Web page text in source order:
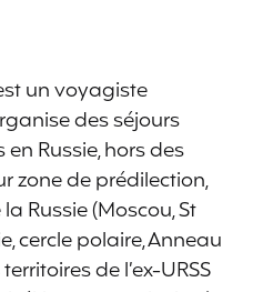
un voyagiste
des séjours
Russie, hors des
zone de prédilection,
Russie (Moscou, St
cercle polaire, Anneau
de l’ex-URSS